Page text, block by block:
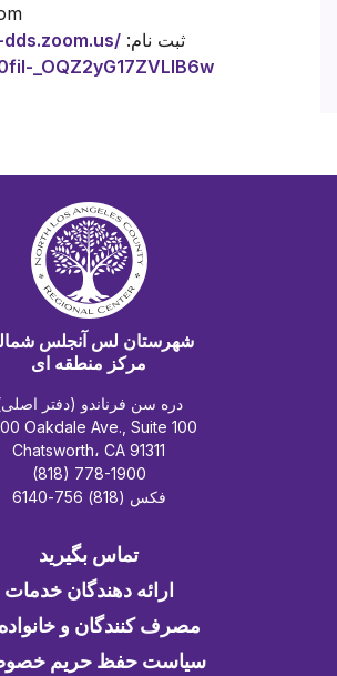
ثبت نام:
_OQZ2yG17ZVLlB6w…
شهرستان لس آنجلس
مرکز منطقه ای
دره سن فرناندو (دفتر
Oakdale Ave., Suite 100
Chatsworth، CA 91311
(818) 778-1900
فکس (818) 756-6140
تماس بگیرید
ارائه دهندگان خدمات
مصرف کنندگان و
سیاست حفظ حریم